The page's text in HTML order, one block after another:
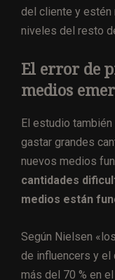
del cliente y estén
niveles del resto
El error de
medios
El estudio
gastar grandes
nuevos medios
cantidades
medios están
Según Nielsen
de influencers y el
más del 70 % en